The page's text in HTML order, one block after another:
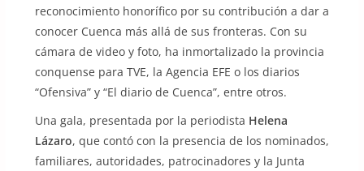
reconocimiento honorífico por su contribución a dar a
conocer Cuenca más allá de sus fronteras. Con su
cámara de video y foto, ha inmortalizado la provincia
conquense para TVE, la Agencia EFE o los diarios
“Ofensiva” y “El diario de Cuenca”, entre otros.
Una gala, presentada por la periodista Helena
Lázaro, que contó con la presencia de los nominados,
familiares, autoridades, patrocinadores y la Junta